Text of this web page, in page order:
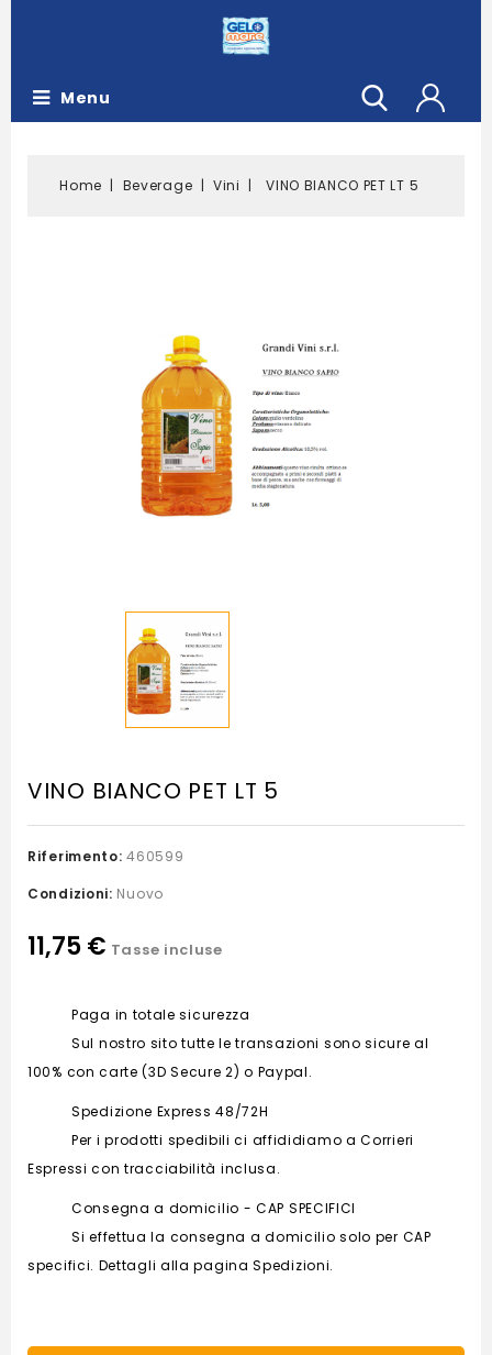
Menu
Home Beverage Vini VINO BIANCO PET LT 5
VINO BIANCO PET LT 5
Riferimento: 460599
Condizioni: Nuovo
11,75 € Tasse incluse
Paga in totale sicurezza
Sul nostro sito tutte le transazioni sono sicure al
100% con carte (3D Secure 2) o Paypal.
Spedizione Express 48/72H
Per i prodotti spedibili ci affididiamo a Corrieri
Espressi con tracciabilità inclusa.
Consegna a domicilio - CAP SPECIFICI
Si effettua la consegna a domicilio solo per CAP
specifici. Dettagli alla pagina Spedizioni.